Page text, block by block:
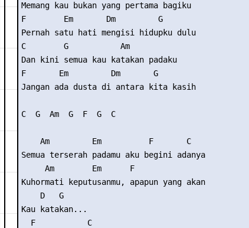
Memang kau bukan yang pertama bagiku
F        Em       Dm         G
Pernah satu hati mengisi hidupku dulu
C        G           Am
Dan kini semua kau katakan padaku
F       Em         Dm       G
Jangan ada dusta di antara kita kasih
C  G  Am  G  F  G  C
    Am         Em          F       C
Semua terserah padamu aku begini adanya
     Am        Em      F
Kuhormati keputusanmu, apapun yang akan
    D   G
Kau katakan...
  F           C